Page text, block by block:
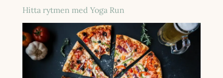
Hitta rytmen med Yoga Run